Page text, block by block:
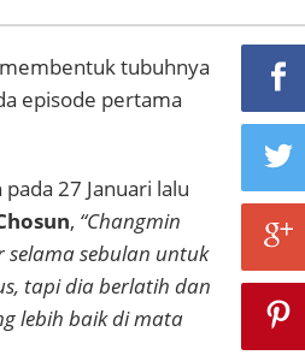
tubuhnya
episode pertama
27 Januari lalu
, “Changmin
sebulan untuk
tapi dia berlatih dan
lebih baik di mata